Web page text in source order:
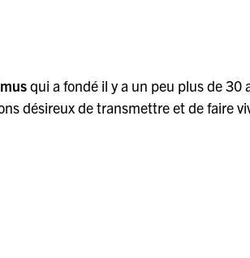
qui a fondé il y a un peu plus de 30
désireux de transmettre et de faire